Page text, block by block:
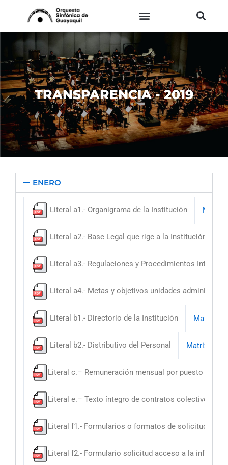
contenido
TRANSPARENCIA - 2019
ENERO
Literal a1.- Organigrama de la Institución Matriz
Literal a2.- Base Legal que rige a la Institución
Literal a3.- Regulaciones y Procedimientos Internos
Literal a4.- Metas y objetivos unidades
Literal b1.- Directorio de la Institución Matriz
Literal b2.- Distributivo del Personal Matriz
Literal c.– Remuneración mensual por puesto
Literal e.– Texto íntegro de contratos colectivos
Literal f1.- Formularios o formatos de solicitudes
Literal f2.- Formulario solicitud acceso a la